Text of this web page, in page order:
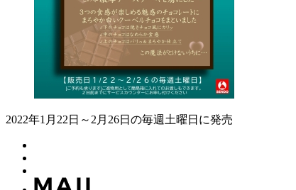
2022年1月22日～2月26日の毎週土曜日に発売